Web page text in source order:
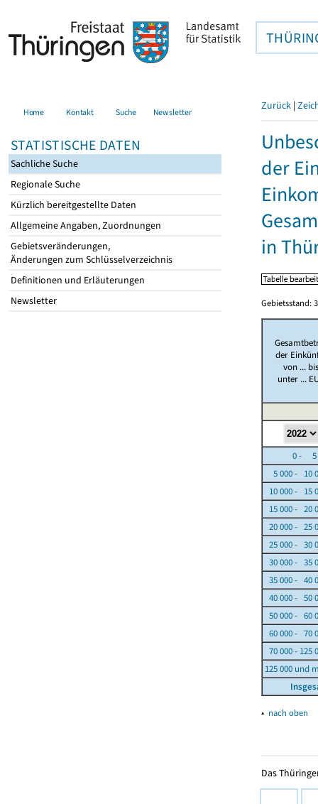
Home Kontakt Suche Newsletter
STATISTISCHE DATEN
Sachliche Suche
Regionale Suche
Kürzlich bereitgestellte Daten
Allgemeine Angaben, Zuordnungen
Gebietsveränderungen,
Änderungen zum Schlüsselverzeichnis
Definitionen und Erläuterungen
Newsletter
Zurück |
der
in
Gebietsstand:
der
von ...
unter ...
0 - 5
5 000 - 10
10 000 - 15
15 000 - 20
20 000 - 25
25 000 - 30
30 000 - 35
35 000 - 40
40 000 - 50
50 000 - 60
60 000 - 70
70 000 - 125
125 000 und
▴ nach oben
Das